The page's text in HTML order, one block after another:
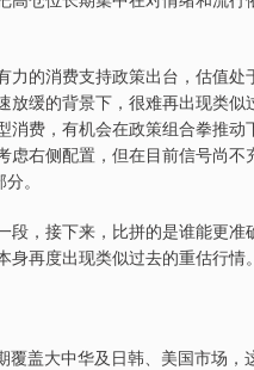
的消费支持政策出台，估值处
放缓的背景下，很难再出现类似
消费，有机会在政策组合拳推动
虑右侧配置，但在目前信号尚不
。
，接下来，比拼的是谁能更准
再度出现类似过去的重估行情。
盖大中华及日韩、美国市场，